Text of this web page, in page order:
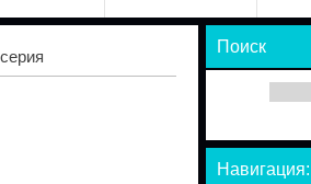
Поиск
Навигация: